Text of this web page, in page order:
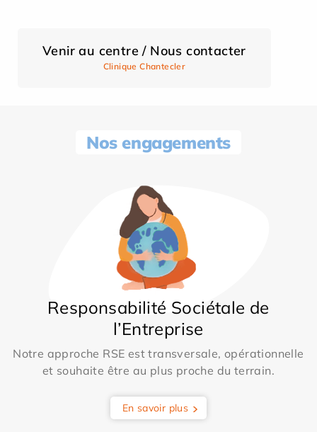
Venir au centre / Nous contacter
Clinique Chantecler
Nos engagements
Responsabilité Sociétale de
l’Entreprise
Notre approche RSE est transversale, opérationnelle
et souhaite être au plus proche du terrain.
En savoir plus